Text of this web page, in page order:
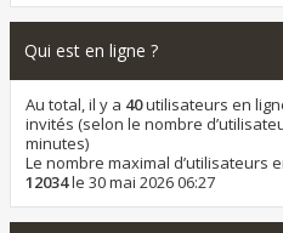
Qui est en ligne ?
Au total, il y a 40utilisateurs en
invités (selon le nombre
minutes)
Le nombre maximal d’utilisateurs
12034le 30 mai 2026 06:27